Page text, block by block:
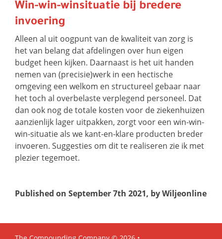
Win-win-winsituatie bij bredere
invoering
Alleen al uit oogpunt van de kwaliteit van zorg is
het van belang dat afdelingen over hun eigen
budget heen kijken. Daarnaast is het uit handen
nemen van (precisie)werk in een hectische
omgeving een welkom en structureel gebaar naar
het toch al overbelaste verplegend personeel. Dat
dan ook nog de totale kosten voor de ziekenhuizen
aanzienlijk lager uitpakken, zorgt voor een win-win-
win-situatie als we kant-en-klare producten breder
invoeren. Suggesties om dit te realiseren zie ik met
plezier tegemoet.
Published on September 7th 2021, by Wiljeonline